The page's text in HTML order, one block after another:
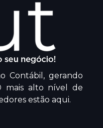
Contábil, gerando
mais alto nível de
estão aqui.